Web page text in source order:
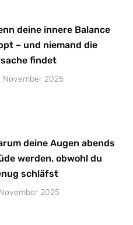
deine innere Balance
– und niemand die
findet
November 2025
deine Augen abends
werden, obwohl du
schläfst
2025